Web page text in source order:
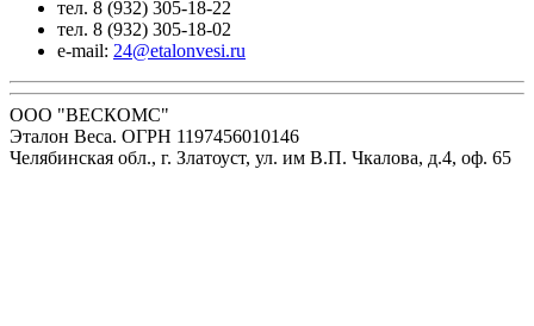
тел. 8 (932) 305-18-22
тел. 8 (932) 305-18-02
e-mail: 24@etalonvesi.ru
ООО "ВЕСКОМС"
Эталон Веса. ОГРН 1197456010146
Челябинская обл., г. Златоуст, ул. им В.П. Чкалова, д.4, оф. 65